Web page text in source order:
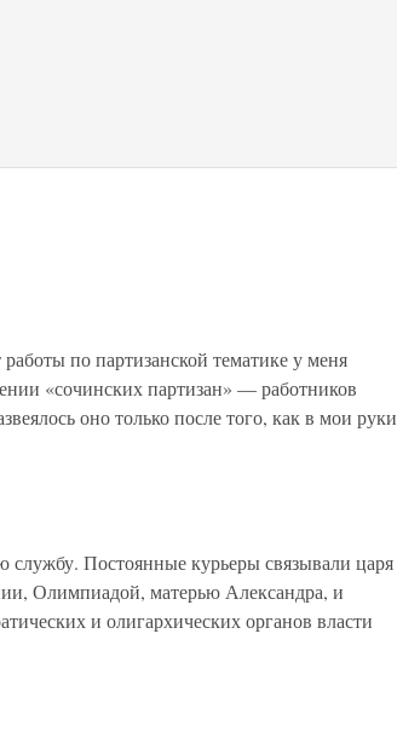
по партизанской тематике у меня
«сочинских партизан» — работников
оно только после того, как в мои руки
Постоянные курьеры связывали царя
Олимпиадой, матерью Александра, и
и олигархических органов власти